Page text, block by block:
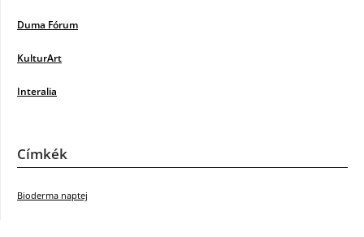
Duma Fórum
KulturArt
Interalia
Címkék
Bioderma naptej